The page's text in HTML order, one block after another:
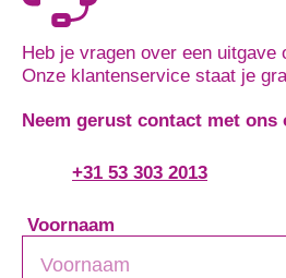
Heb je vragen over een uitgave
Onze klantenservice staat je
Neem gerust contact met ons
+31 53 303 2013
Voornaam